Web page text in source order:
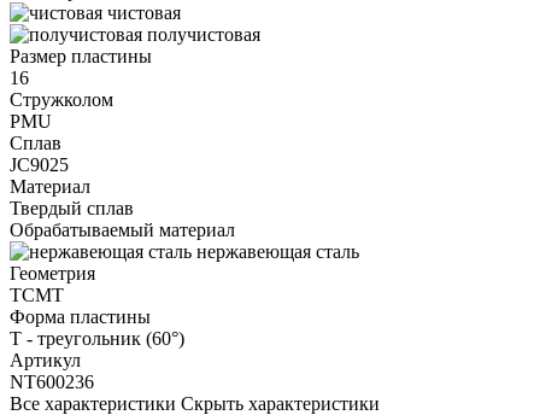
чистовая
получистовая
Размер пластины
16
Стружколом
PMU
Сплав
JC9025
Материал
Твердый сплав
Обрабатываемый материал
нержавеющая сталь
Геометрия
TCMT
Форма пластины
T - треугольник (60°)
Артикул
NT600236
Все характеристики Скрыть характеристики